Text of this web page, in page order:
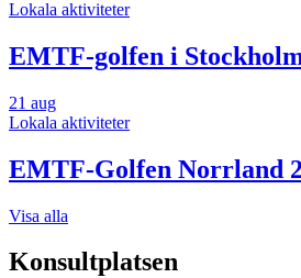
Lokala aktiviteter
EMTF-golfen i
21 aug
Lokala aktiviteter
EMTF-Golfen Norrland
Visa alla
Konsultplatsen